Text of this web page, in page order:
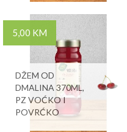
5,00 KM
DŽEM OD
DMALINA 370ML,
PZ VOĆKO I
POVRĆKO